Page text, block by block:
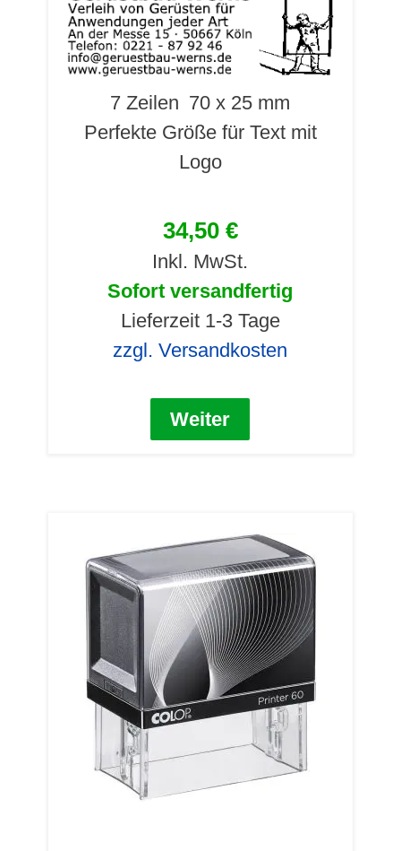
7 Zeilen 70 x 25 mm
Perfekte Größe für Text mit
Logo
34,50 €
Inkl. MwSt.
Sofort versandfertig
Lieferzeit 1-3 Tage
zzgl. Versandkosten
Weiter